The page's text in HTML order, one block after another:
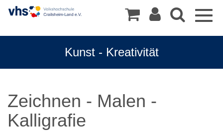
Kunst - Kreativität
Zeichnen - Malen -
Kalligrafie